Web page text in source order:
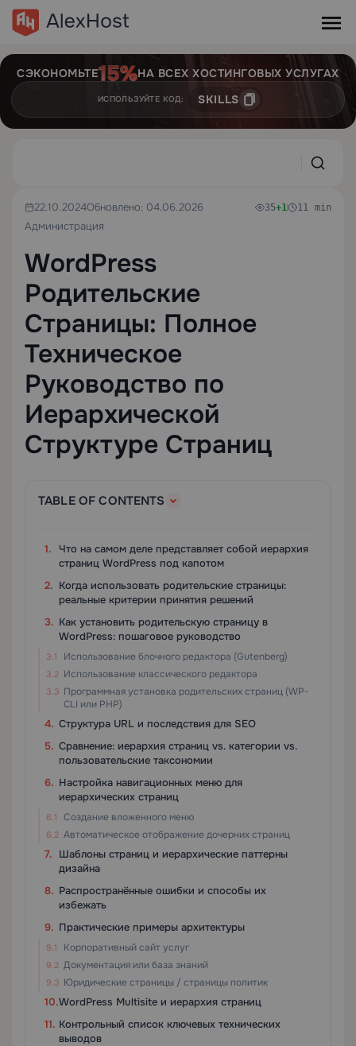
СЭКОНОМЬТЕ НА ВСЕХ ХОСТИНГОВЫХ УСЛУГАХ
ИСПОЛЬЗУЙТЕ КОД: SKILLS
22.10.2024Обновлено: 04.06.2026
Администрация
35+1 11 min
WordPress
Родительские
Страницы: Полное
Техническое
Руководство по
Иерархической
Структуре Страниц
TABLE OF CONTENTS
Что на самом деле представляет собой иерархия
страниц WordPress под капотом
Когда использовать родительские страницы:
реальные критерии принятия решений
Как установить родительскую страницу в
WordPress: пошаговое руководство
Использование блочного редактора (Gutenberg)
Использование классического редактора
Программная установка родительских страниц (WP-
CLI или PHP)
Структура URL и последствия для SEO
Сравнение: иерархия страниц vs. категории vs.
пользовательские таксономии
Настройка навигационных меню для
иерархических страниц
Создание вложенного меню
Автоматическое отображение дочерних страниц
Шаблоны страниц и иерархические паттерны
дизайна
Распространённые ошибки и способы их
избежать
Практические примеры архитектуры
Корпоративный сайт услуг
Документация или база знаний
Юридические страницы / страницы политик
WordPress Multisite и иерархия страниц
Контрольный список ключевых технических
выводов